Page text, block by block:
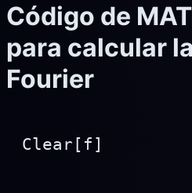
Código de
para calcular
Fourier
Clear[f]